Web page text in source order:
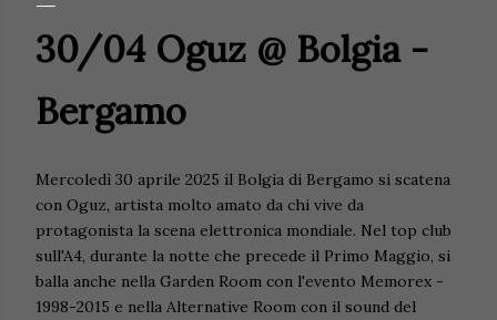
30/04 Oguz @ Bolgia -
Bergamo
Mercoledì 30 aprile 2025 il Bolgia di Bergamo si scatena
con Oguz, artista molto amato da chi vive da
protagonista la scena elettronica mondiale. Nel top club
sull'A4, durante la notte che precede il Primo Maggio, si
balla anche nella Garden Room con l'evento Memorex -
1998-2015 e nella Alternative Room con il sound del